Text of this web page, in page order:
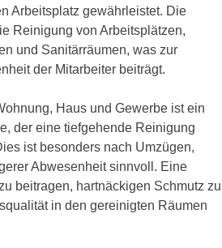
Arbeitsplatz gewährleistet. Die
Reinigung von Arbeitsplätzen,
und Sanitärräumen, was zur
der Mitarbeiter beiträgt.
Haus und Gewerbe ist ein
der eine tiefgehende Reinigung
ist besonders nach Umzügen,
Abwesenheit sinnvoll. Eine
beitragen, hartnäckigen Schmutz zu
in den gereinigten Räumen